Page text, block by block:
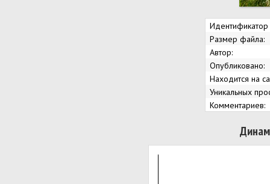
Размер файла:
Автор:
Опубликовано:
Находится на
Уникальных
Комментариев: